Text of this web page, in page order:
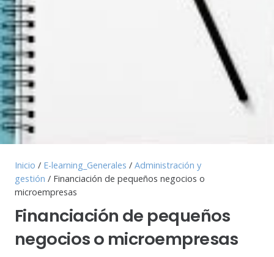
Inicio / E-learning_Generales / Administración y
gestión / Financiación de pequeños negocios o
microempresas
Financiación de pequeños
negocios o microempresas